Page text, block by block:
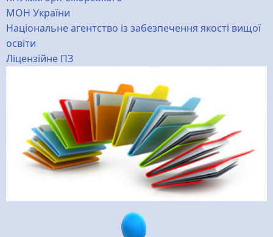
МОН України
Національне агентство із забезпечення якості вищої
освіти
Ліцензійне ПЗ